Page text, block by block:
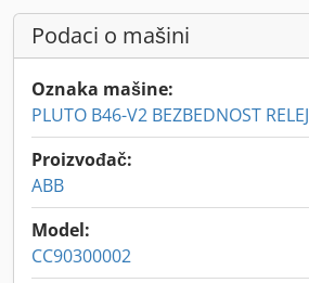
Podaci o mašini
Oznaka mašine:
PLUTO B46-V2 BEZBEDNOST RELEJ
Proizvođač:
ABB
Model:
CC90300002